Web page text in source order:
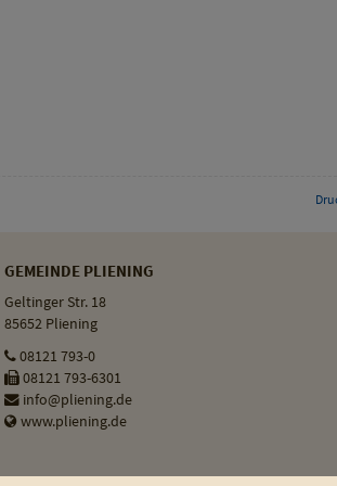
GEMEINDE PLIENING
Geltinger Str. 18
85652 Pliening
08121 793-0
08121 793-6301
info@pliening.de
www.pliening.de